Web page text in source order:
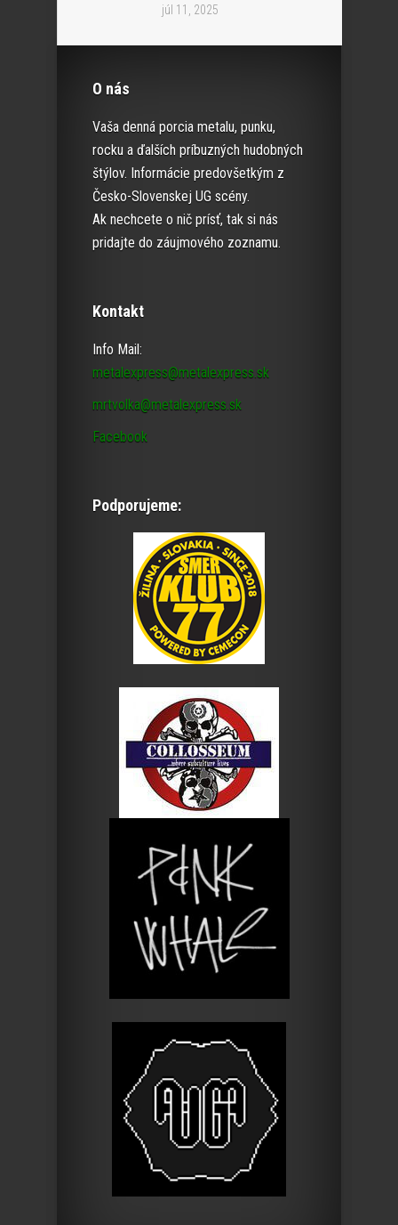
júl 11, 2025
O nás
Vaša denná porcia metalu, punku,
rocku a ďalších príbuzných hudobných
štýlov. Informácie predovšetkým z
Česko-Slovenskej UG scény.
Ak nechcete o nič prísť, tak si nás
pridajte do záujmového zoznamu.
Kontakt
Info Mail:
metalexpress@metalexpress.sk
mrtvolka@metalexpress.sk
Facebook
Podporujeme: